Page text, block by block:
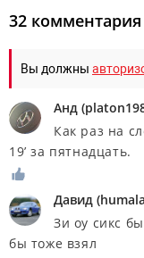
32 комментария
Вы должны
Анд (
Как раз на
19’ за пятнадцать.
Дaвид (
Зи оу сикс
бы тоже взял